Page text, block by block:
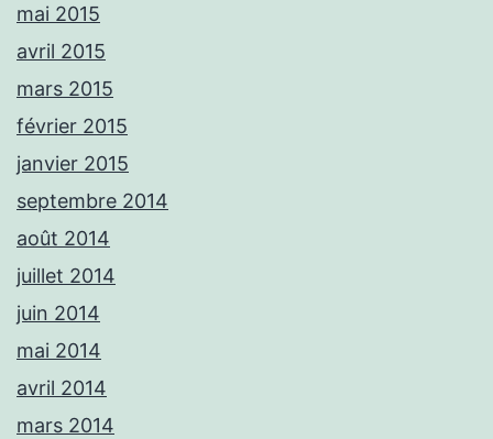
mai 2015
avril 2015
mars 2015
février 2015
janvier 2015
septembre 2014
août 2014
juillet 2014
juin 2014
mai 2014
avril 2014
mars 2014